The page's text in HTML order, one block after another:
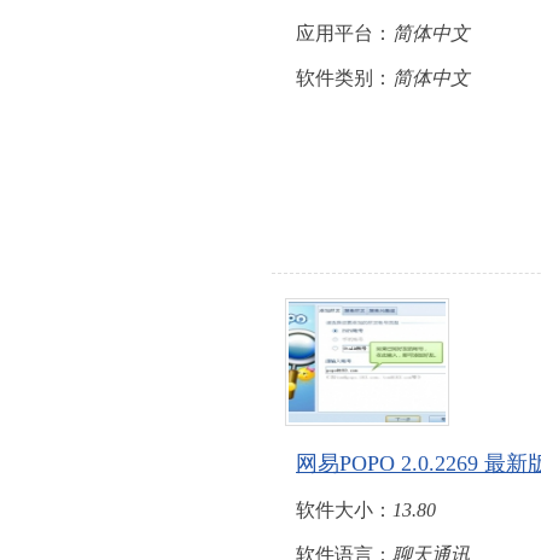
应用平台： 简体中文
软件类别： 简体中文
网易POPO 2.0.2269 最
软件大小： 13.80
软件语言： 聊天通讯